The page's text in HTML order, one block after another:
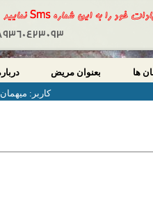
ها بعنوان مریض
کاربر: میهمان